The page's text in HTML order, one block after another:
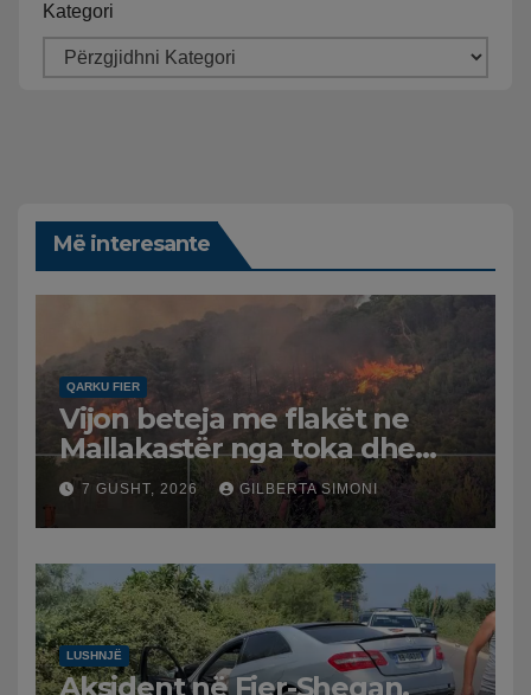
Kategori
Më interesante
QARKU FIER
Vijon beteja me flakët ne
Mallakastër nga toka dhe
nga ajri me dy helikopterë.
7 GUSHT, 2026 GILBERTA SIMONI
LUSHNJË
Aksident në Fier-Shegan,